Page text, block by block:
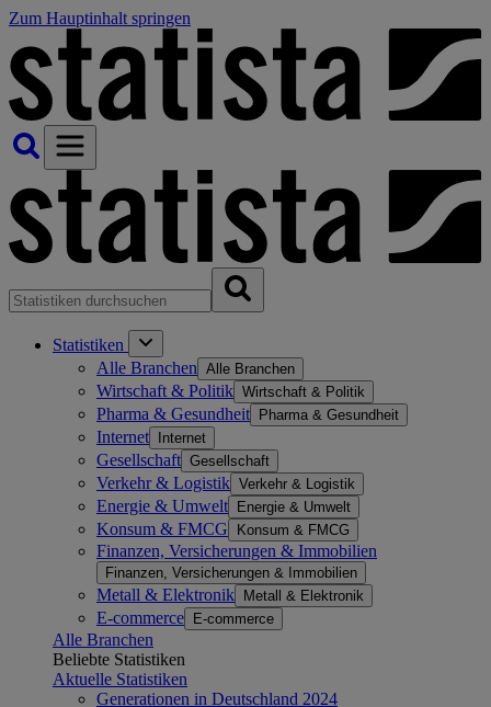
Zum Hauptinhalt springen
Statistiken
Alle Branchen Alle Branchen
Wirtschaft & Politik Wirtschaft & Politik
Pharma & Gesundheit Pharma & Gesundheit
Internet Internet
Gesellschaft Gesellschaft
Verkehr & Logistik Verkehr & Logistik
Energie & Umwelt Energie & Umwelt
Konsum & FMCG Konsum & FMCG
Finanzen, Versicherungen & Immobilien
Finanzen, Versicherungen & Immobilien
Metall & Elektronik Metall & Elektronik
E-commerce E-commerce
Alle Branchen
Beliebte Statistiken
Aktuelle Statistiken
Generationen in Deutschland 2024